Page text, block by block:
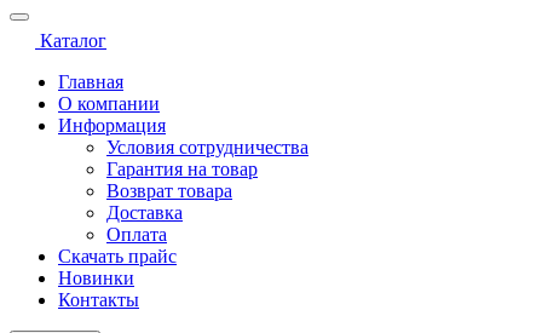
Каталог
Главная
О компании
Информация
Условия сотрудничества
Гарантия на товар
Возврат товара
Доставка
Оплата
Скачать прайс
Новинки
Контакты